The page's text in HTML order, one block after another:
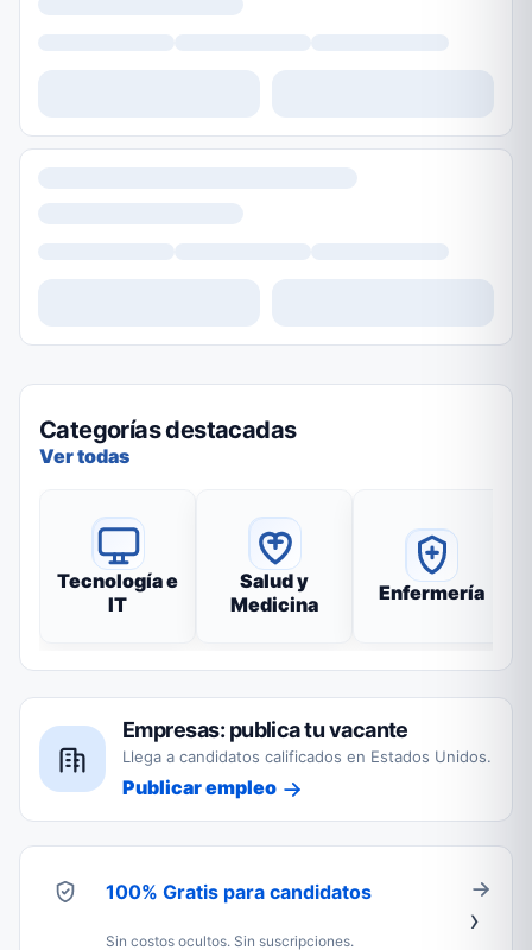
Categorías destacadas
Ver todas
Tecnología e
IT
Salud y
Medicina
Enfermería
Empresas: publica tu vacante
Llega a candidatos calificados en Estados Unidos.
Publicar empleo
100% Gratis para candidatos
Sin costos ocultos. Sin suscripciones.